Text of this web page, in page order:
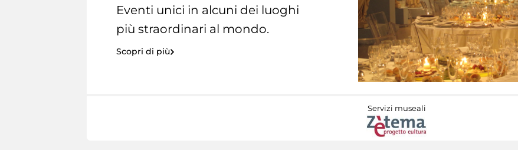
Eventi unici in alcuni dei luoghi
più straordinari al mondo.
Scopri di più
Servizi museali